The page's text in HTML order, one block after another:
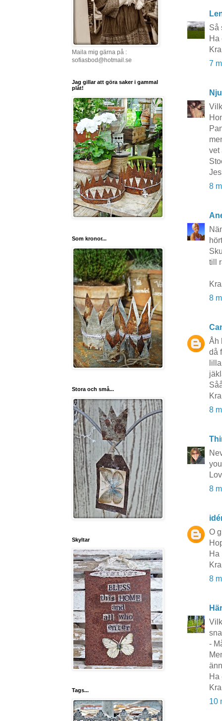
Så
Ha
7
vet
8
till
8
Åh
då
8
8
O
Ha
8
-
Ha
10
Maila mig gärna på :
sofiasbod@hotmail.se
Jag gillar att göra saker i gammal
plåt!
Som kronor...
Stora och små...
Skyltar
Tags...